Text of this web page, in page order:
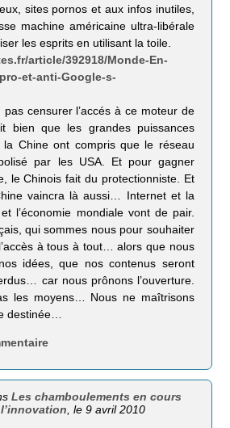
sites pornos et aux infos inutiles,
machine américaine ultra-libérale
les esprits en utilisant la toile.
article/392918/Monde-En-
et-anti-Google-s-
censurer l’accés à ce moteur de
bien que les grandes puissances
la Chine ont compris que le réseau
par les USA. Et pour gagner
le Chinois fait du protectionniste. Et
vaincra là aussi… Internet et la
l’économie mondiale vont de pair.
qui sommes nous pour souhaiter
à tous à tout… alors que nous
idées, que nos contenus seront
car nous prônons l’ouverture.
les moyens… Nous ne maîtrisons
destinée…
Les chamboulements en cours
, le 9 avril 2010